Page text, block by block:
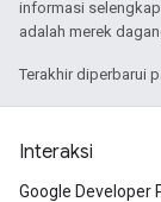
informasi
adalah merek
Terakhir diperbarui
Interaksi
Google Developer